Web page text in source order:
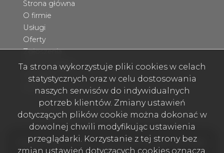
Strona główna
O firmie
Usługi
Oferty
Zgłoszenia
Home staging
Kontakt
Rodo
Radosna Nieruchomości Marek Fabiański Marta Fabiańska
Ta strona wykorzystuje pliki cookies w celach
statystycznych oraz w celu dostosowania
naszych serwisów do indywidualnych
potrzeb klientów. Zmiany ustawień
dotyczących plików cookie można dokonać w
dowolnej chwili modyfikując ustawienia
przeglądarki. Korzystanie z tej strony bez
zmian ustawień dotyczących cookies oznacza,